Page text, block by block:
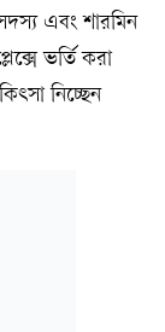
এবং শারমিন
ভর্তি করা
নিচ্ছেন